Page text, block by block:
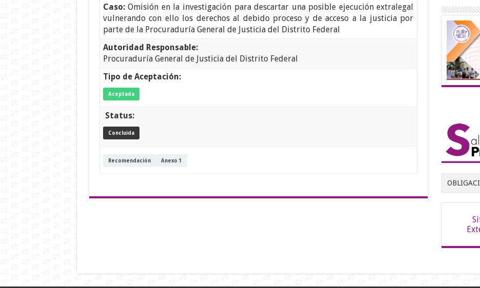
Caso:Omisión en la investigación para descartar una posible ejecución extralegal
vulnerando con ello los derechos al debido proceso y de acceso a la justicia por
parte de la Procuraduría General de Justicia del Distrito Federal
Autoridad Responsable:
Procuraduría General de Justicia del Distrito Federal
Tipo de Aceptación:
Aceptada
Status:
Concluida
Recomendación Anexo 1